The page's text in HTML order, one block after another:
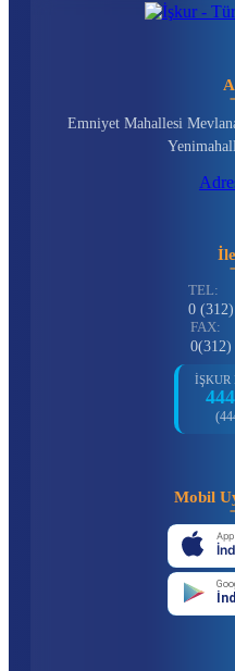
Emniyet Mahallesi
TEL:
0
FAX:
0(312)
İŞKUR
444
Mobil